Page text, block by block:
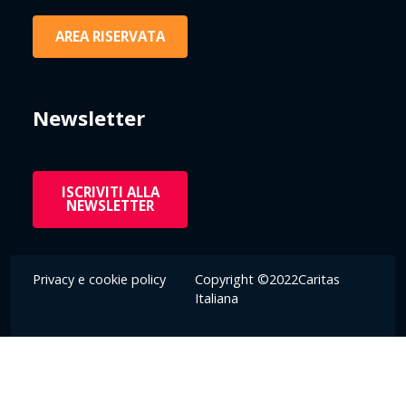
AREA RISERVATA
Newsletter
ISCRIVITI ALLA
NEWSLETTER
Privacy e cookie policy
Copyright ©2022Caritas
Italiana